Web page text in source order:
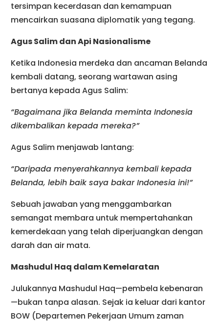
tersimpan kecerdasan dan kemampuan
mencairkan suasana diplomatik yang tegang.
Agus Salim dan Api Nasionalisme
Ketika Indonesia merdeka dan ancaman Belanda
kembali datang, seorang wartawan asing
bertanya kepada Agus Salim:
“Bagaimana jika Belanda meminta Indonesia
dikembalikan kepada mereka?”
Agus Salim menjawab lantang:
“Daripada menyerahkannya kembali kepada
Belanda, lebih baik saya bakar Indonesia ini!”
Sebuah jawaban yang menggambarkan
semangat membara untuk mempertahankan
kemerdekaan yang telah diperjuangkan dengan
darah dan air mata.
Mashudul Haq dalam Kemelaratan
Julukannya Mashudul Haq—pembela kebenaran
—bukan tanpa alasan. Sejak ia keluar dari kantor
BOW (Departemen Pekerjaan Umum zaman